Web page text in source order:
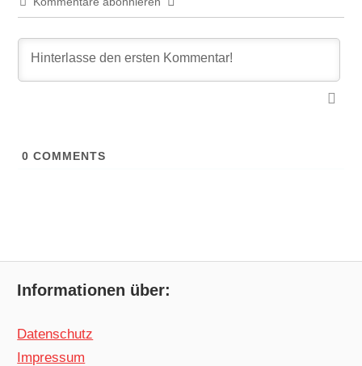
0 COMMENTS
Informationen über:
Datenschutz
Impressum